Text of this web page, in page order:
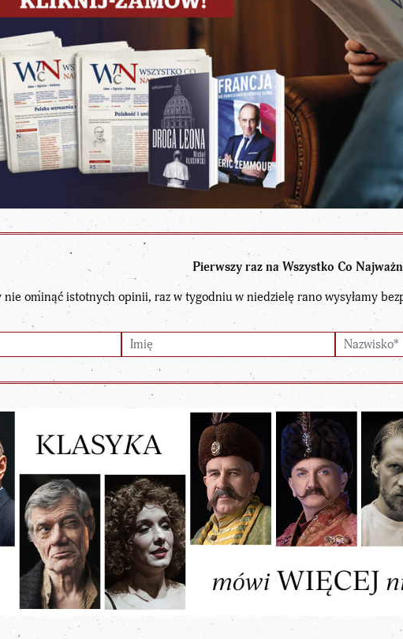
Pierwszy raz na Wszystko Co
nie ominąć istotnych opinii, raz w tygodniu w niedzielę rano wysyłamy